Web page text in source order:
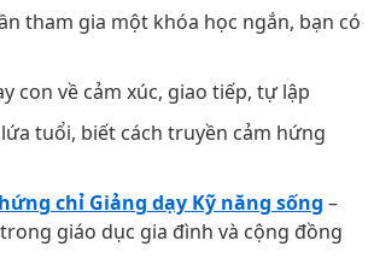
tham gia một khóa học ngắn, bạn có
con về cảm xúc, giao tiếp, tự lập
tuổi, biết cách truyền cảm hứng
chỉ Giảng dạy Kỹ năng sống –
giáo dục gia đình và cộng đồng